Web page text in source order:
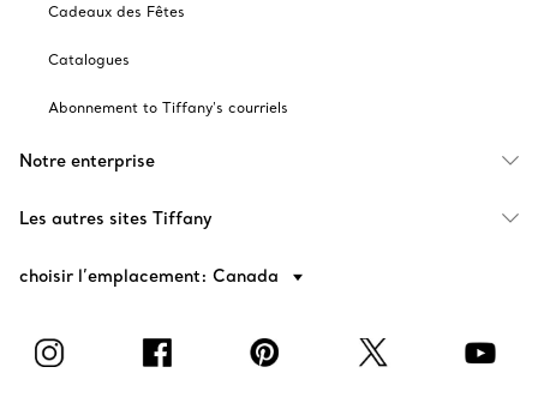
Cadeaux des Fêtes
Catalogues
Abonnement to Tiffany's courriels
Notre enterprise
Les autres sites Tiffany
choisir l’emplacement: Canada